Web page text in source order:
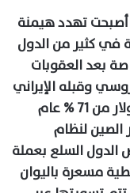
أصبحت تهدد هيمنة
في كثير من الدول
بعد العقوبات
وقبله الإيراني
والفنزويلي وهذا أدى لتراجع حصة الدولار من 71 % عام
الصين لنظام
السلع بعملة
مسعرة باليوان